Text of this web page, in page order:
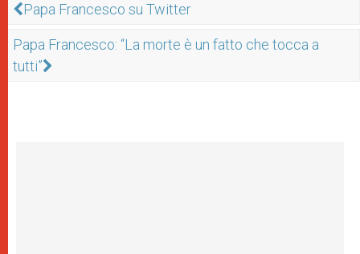
Papa Francesco su Twitter
Papa Francesco: “La morte è un fatto che tocca a
tutti”